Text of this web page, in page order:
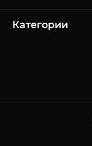
Категории